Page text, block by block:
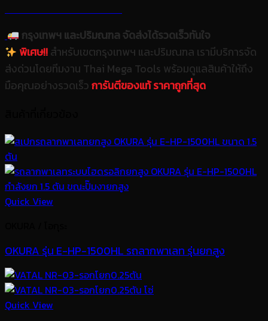
กรุงเทพฯ และปริมณฑล จัดส่งได้รวดเร็วทันใจ
พิเศษ!!สำหรับเขตกรุงเทพฯ และปริมณฑล เรามีบริการจัด
ส่งด่วนโดยทีมงาน Thai Mega Tools พร้อมดูแลสินค้าให้ถึง
มือคุณอย่างรวดเร็วการันตีของแท้ ราคาถูกที่สุด
Quick View
OKURA รุ่น E-HP-1500HL รถลากพาเลท รุ่นยกสูง
Quick View